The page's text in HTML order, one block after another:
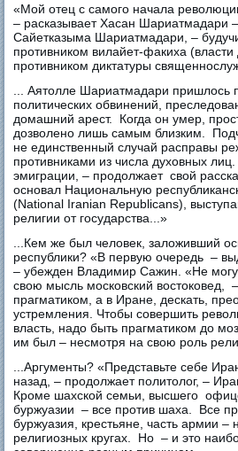
«Мой отец с самого начала
– расказывает Хасан Шариатмадари
Сайетказыма Шариатмадари, –
противником вилайет-факиха (власти
противником диктатуры
... Аятолле Шариатмадари пришлось
политических обвинений,
домашний арест. Когда он умер,
дозволено лишь самым близким.
не единственный случай расправы
противниками из числа духовных
эмиграции, – продолжает свой
основал Национальную
(National Iranian Republicans),
религии от государства...»
...Кем же был человек, заложивший
республики? «В первую очередь –
– убежден Владимир Сажин. «Не могу
свою мысль московский востоковед,
прагматиком, а в Иране, дескать,
устремления. Чтобы совершить
власть, надо быть прагматиком до
им был – несмотря на свою роль
...Аргументы? «Представьте себе
назад, – продолжает политолог, –
Кроме шахской семьи, высшего
буржуазии – все против шаха. Все
буржуазия, крестьяне, часть армии –
религиозных кругах. Но – и это